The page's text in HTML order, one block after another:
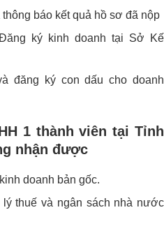
báo kết quả hồ sơ đã nộp
ký kinh doanh tại Sở Kế
đăng ký con dấu cho doanh
1 thành viên tại Tỉnh
nhận được
doanh bản gốc.
thuế và ngân sách nhà nước